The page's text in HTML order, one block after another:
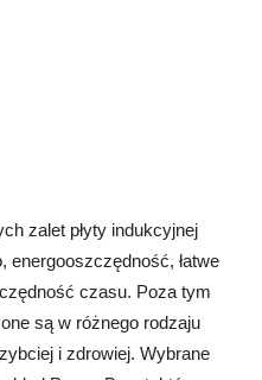
zalet płyty indukcyjnej
energooszczędność, łatwe
czasu. Poza tym
są w różnego rodzaju
i zdrowiej. Wybrane